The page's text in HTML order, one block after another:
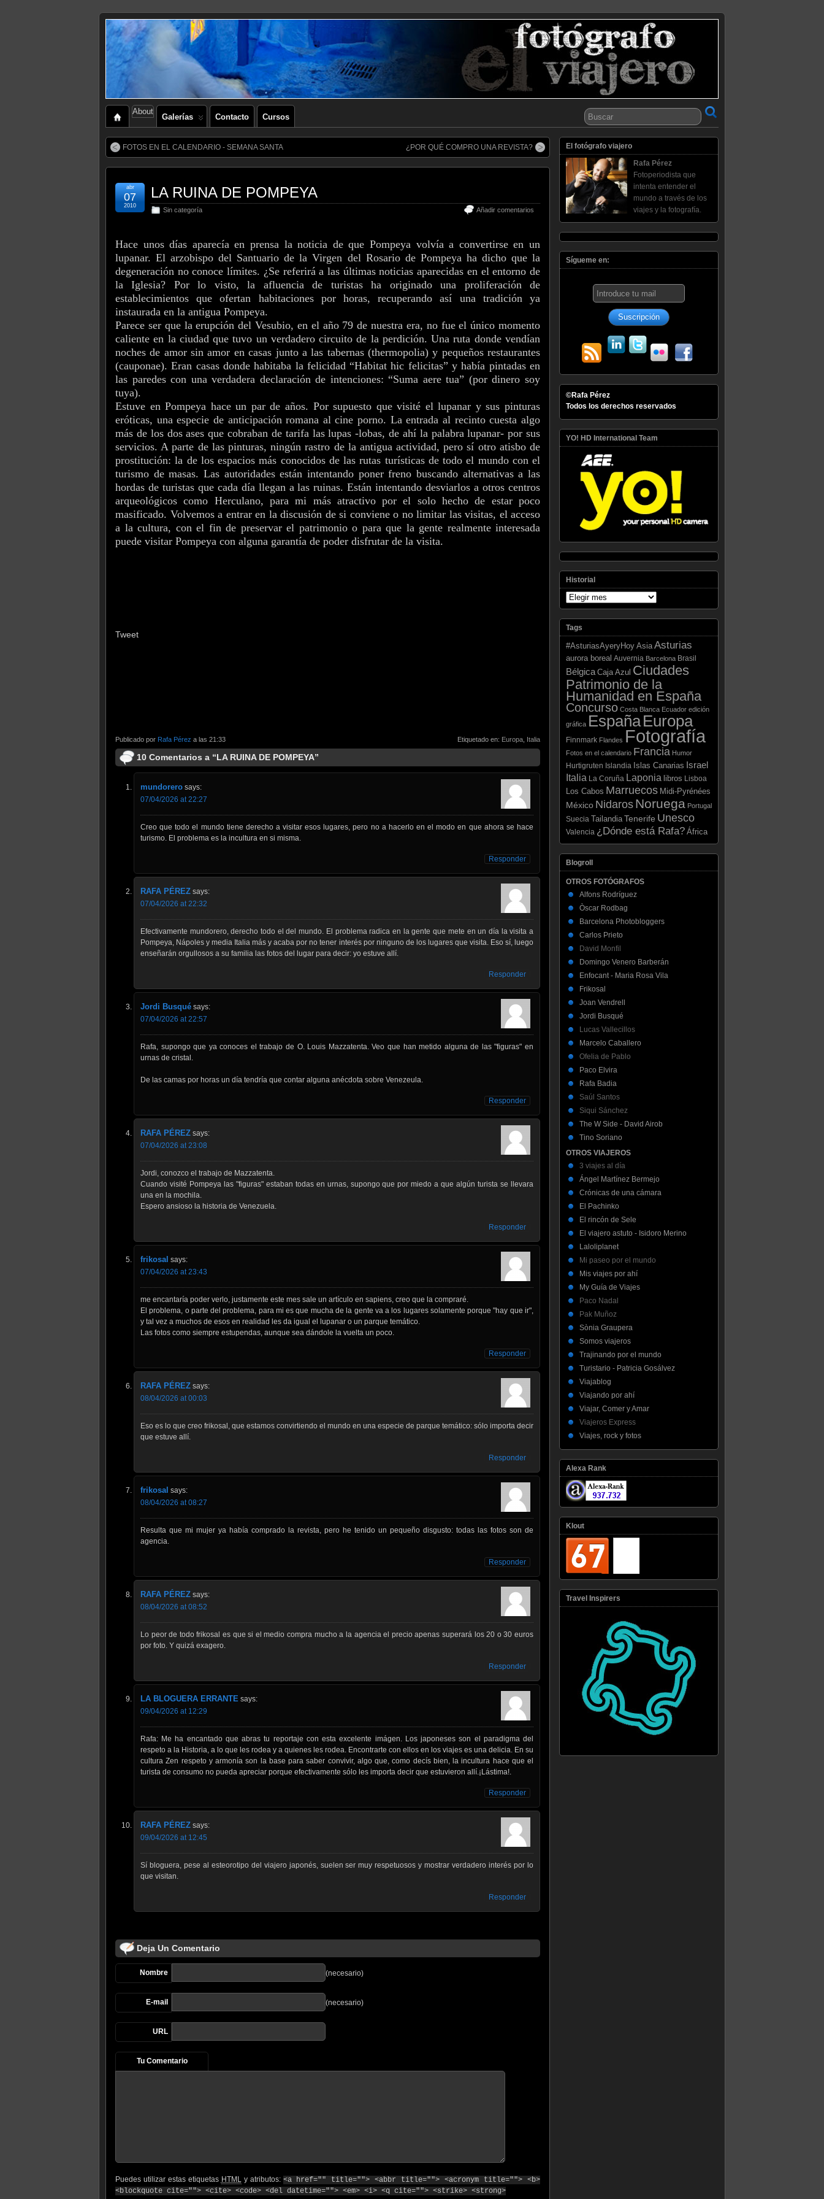
About
Galerías Contacto Cursos
FOTOS EN EL CALENDARIO - SEMANA SANTA ¿POR QUÉ COMPRO UNA REVISTA?
LA RUINA DE POMPEYA
Sin categoría Añadir comentarios
abr
07
2010
Hace unos días aparecía en prensa la noticia de que Pompeya volvía a convertirse en un
lupanar. El arzobispo del Santuario de la Virgen del Rosario de Pompeya ha dicho que la
degeneración no conoce límites. ¿Se referirá a las últimas noticias aparecidas en el entorno de
la Iglesia? Por lo visto, la afluencia de turistas ha originado una proliferación de
establecimientos que ofertan habitaciones por horas, recuperando así una tradición ya
instaurada en la antigua Pompeya.
Parece ser que la erupción del Vesubio, en el año 79 de nuestra era, no fue el único momento
caliente en la ciudad que tuvo un verdadero circuito de la perdición. Una ruta donde vendían
noches de amor sin amor en casas junto a las tabernas (thermopolia) y pequeños restaurantes
(cauponae). Eran casas donde habitaba la felicidad “Habitat hic felicitas” y había pintadas en
las paredes con una verdadera declaración de intenciones: “Suma aere tua” (por dinero soy
tuya).
Estuve en Pompeya hace un par de años. Por supuesto que visité el lupanar y sus pinturas
eróticas, una especie de anticipación romana al cine porno. La entrada al recinto cuesta algo
más de los dos ases que cobraban de tarifa las lupas -lobas, de ahí la palabra lupanar- por sus
servicios. A parte de las pinturas, ningún rastro de la antigua actividad, pero sí otro atisbo de
prostitución: la de los espacios más conocidos de las rutas turísticas de todo el mundo con el
turismo de masas. Las autoridades están intentando poner freno buscando alternativas a las
hordas de turistas que cada día llegan a las ruinas. Están intentando desviarlos a otros centros
arqueológicos como Herculano, para mi más atractivo por el solo hecho de estar poco
masificado. Volvemos a entrar en la discusión de si conviene o no limitar las visitas, el acceso
a la cultura, con el fin de preservar el patrimonio o para que la gente realmente interesada
puede visitar Pompeya con alguna garantía de poder disfrutar de la visita.
Tweet
Publicado por Rafa Pérez a las 21:33 Etiquetado en: Europa Italia
10 Comentarios a “LA RUINA DE POMPEYA”
mundorero says:
07/04/2026 at 22:27
Creo que todo el mundo tiene derecho a visitar esos lugares, pero no a hacerlo en el modo en que ahora se hace
turismo. El problema es la incultura en si misma.
Responder
RAFA PÉREZ says:
07/04/2026 at 22:32
Efectivamente mundorero, derecho todo el del mundo. El problema radica en la gente que mete en un día la visita a
Pompeya, Nápoles y media Italia más y acaba por no tener interés por ninguno de los lugares que visita. Eso sí, luego
enseñarán orgullosos a su familia las fotos del lugar para decir: yo estuve allí.
Responder
Jordi Busqué says:
07/04/2026 at 22:57
Rafa, supongo que ya conoces el trabajo de O. Louis Mazzatenta. Veo que han metido alguna de las "figuras" en
urnas de cristal.
De las camas por horas un día tendría que contar alguna anécdota sobre Venezeula.
Responder
RAFA PÉREZ says:
07/04/2026 at 23:08
Jordi, conozco el trabajo de Mazzatenta.
Cuando visité Pompeya las "figuras" estaban todas en urnas, supongo que por miedo a que algún turista se llevara
una en la mochila.
Espero ansioso la historia de Venezuela.
Responder
frikosal says:
07/04/2026 at 23:43
me encantaría poder verlo, justamente este mes sale un artículo en sapiens, creo que la compraré.
El problema, o parte del problema, para mi es que mucha de la gente va a los lugares solamente porque "hay que ir",
y tal vez a muchos de esos en realidad les da igual el lupanar o un parque temático.
Las fotos como siempre estupendas, aunque sea dándole la vuelta un poco.
Responder
RAFA PÉREZ says:
08/04/2026 at 00:03
Eso es lo que creo frikosal, que estamos convirtiendo el mundo en una especie de parque temático: sólo importa decir
que estuve allí.
Responder
frikosal says:
08/04/2026 at 08:27
Resulta que mi mujer ya había comprado la revista, pero he tenido un pequeño disgusto: todas las fotos son de
agencia.
Responder
RAFA PÉREZ says:
08/04/2026 at 08:52
Lo peor de todo frikosal es que si el medio compra mucho a la agencia el precio apenas superará los 20 o 30 euros
por foto. Y quizá exagero.
Responder
LA BLOGUERA ERRANTE says:
09/04/2026 at 12:29
Rafa: Me ha encantado que abras tu reportaje con esta excelente imágen. Los japoneses son el paradigma del
respeto a la Historia, a lo que les rodea y a quienes les rodea. Encontrarte con ellos en los viajes es una delicia. En su
cultura Zen respeto y armonía son la base para saber convivir, algo que, como decís bien, la incultura hace que el
turista de consumo no pueda apreciar porque efectivamente sólo les importa decir que estuvieron allí.¡Lástima!.
Responder
RAFA PÉREZ says:
09/04/2026 at 12:45
Sí bloguera, pese al esteorotipo del viajero japonés, suelen ser muy respetuosos y mostrar verdadero interés por lo
que visitan.
Responder
Deja Un Comentario
Nombre (necesario)
E-mail (necesario)
URL
Tu Comentario
Puedes utilizar estas etiquetas HTML y atributos: <a href="" title=""> <abbr title=""> <acronym title=""> <b>
<blockquote cite=""> <cite> <code> <del datetime=""> <em> <i> <q cite=""> <strike> <strong>
El fotógrafo viajero
Rafa Pérez
Fotoperiodista que
intenta entender el
mundo a través de los
viajes y la fotografía.
Sígueme en:
©Rafa Pérez
Todos los derechos reservados
YO! HD International Team
Historial
Tags
#AsturiasAyeryHoy Asia Asturias
aurora boreal Auvernia Barcelona Brasil
Bélgica Caja Azul Ciudades
Patrimonio de la
Humanidad en España
Concurso Costa Blanca Ecuador edición
gráfica EspañaEuropa
Finnmark Flandes Fotografía
Fotos en el calendario Francia Humor
Hurtigruten Islandia Islas Canarias Israel
Italia La Coruña Laponia libros Lisboa
Los Cabos Marruecos Midi-Pyrénées
México Nidaros Noruega Portugal
Suecia Tailandia Tenerife Unesco
Valencia ¿Dónde está Rafa? África
Blogroll
OTROS FOTÓGRAFOS
Alfons Rodríguez
Òscar Rodbag
Barcelona Photobloggers
Carlos Prieto
David Monfil
Domingo Venero Barberán
Enfocant - Maria Rosa Vila
Frikosal
Joan Vendrell
Jordi Busqué
Lucas Vallecillos
Marcelo Caballero
Ofelia de Pablo
Paco Elvira
Rafa Badia
Saúl Santos
Siqui Sánchez
The W Side - David Airob
Tino Soriano
OTROS VIAJEROS
3 viajes al día
Ángel Martínez Bermejo
Crónicas de una cámara
El Pachinko
El rincón de Sele
El viajero astuto - Isidoro Merino
Laloliplanet
Mi paseo por el mundo
Mis viajes por ahí
My Guía de Viajes
Paco Nadal
Pak Muñoz
Sònia Graupera
Somos viajeros
Trajinando por el mundo
Turistario - Patricia Gosálvez
Viajablog
Viajando por ahí
Viajar, Comer y Amar
Viajeros Express
Viajes, rock y fotos
Alexa Rank
Klout
Travel Inspirers